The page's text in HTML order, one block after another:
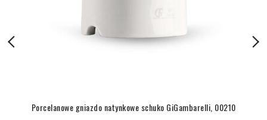
Porcelanowe gniazdo natynkowe schuko GiGambarelli, 00210